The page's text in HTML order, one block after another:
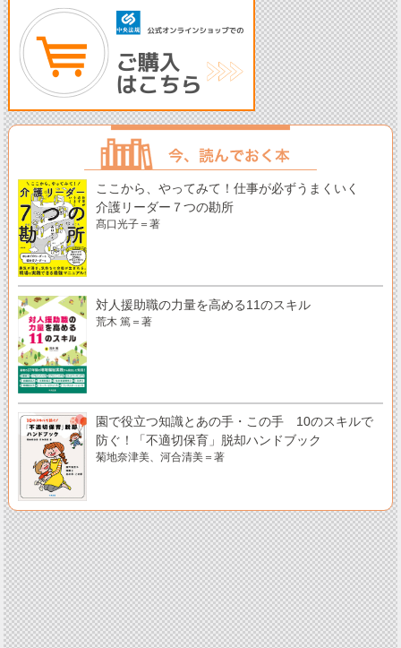
ここから、やってみて！仕事が必ずうまくいく
介護リーダー７つの勘所
髙口光子＝著
対人援助職の力量を高める11のスキル
荒木 篤＝著
園で役立つ知識とあの手・この手 10のスキルで
防ぐ！「不適切保育」脱却ハンドブック
菊地奈津美、河合清美＝著